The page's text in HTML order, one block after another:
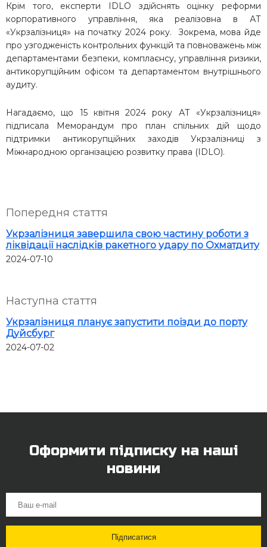
Крім того, експерти IDLO здійснять оцінку реформи
корпоративного управління, яка реалізовна в АТ
«Укрзалізниця» на початку 2024 року. Зокрема, мова йде
про узгодженість контрольних функцій та повноважень між
департаментами безпеки, комплаєнсу, управління ризики,
антикорупційним офісом та департаментом внутрішнього
аудиту.
Нагадаємо, що 15 квітня 2024 року АТ «Укрзалізниця»
підписала Меморандум про план спільних дій щодо
підтримки антикорупційних заходів Укрзалізниці з
Міжнародною організацією розвитку права (IDLO).
Попередня стаття
Укрзалізниця завершила свою частину роботи з
ліквідації наслідків ракетного удару по Охматдиту
2024-07-10
Наступна стаття
Укрзалізниця планує запустити поїзди до порту
Дуйсбург
2024-07-02
Оформити підписку на наші
новини